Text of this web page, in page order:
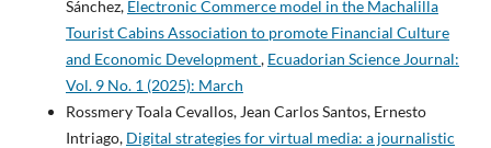
Sánchez, Electronic Commerce model in the Machalilla
Tourist Cabins Association to promote Financial Culture
and Economic Development, Ecuadorian Science Journal:
Vol. 9 No. 1 (2025): March
Rossmery Toala Cevallos, Jean Carlos Santos, Ernesto
Intriago, Digital strategies for virtual media: a journalistic